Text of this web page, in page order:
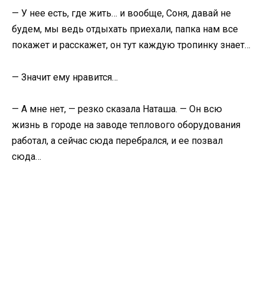
— У нее есть, где жить… и вообще, Соня, давай не
будем, мы ведь отдыхать приехали, папка нам все
покажет и расскажет, он тут каждую тропинку знает…
— Значит ему нравится…
— А мне нет, — резко сказала Наташа. — Он всю
жизнь в городе на заводе теплового оборудования
работал, а сейчас сюда перебрался, и ее позвал
сюда…